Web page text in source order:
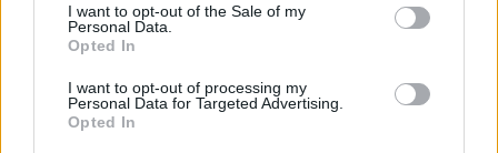
I want to opt-out of the Sale of my
Personal Data.
Opted In
I want to opt-out of processing my
Personal Data for Targeted Advertising.
Opted In
το πολιτικό σύστημα -όχι μόνο στην Ελλάδα- και
για ποιον λόγο τα κόμματα στρατολογούν τέτοιες
προσωπικότητες στα ψηφοδέλτιά τους.